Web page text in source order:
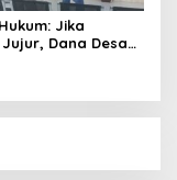
Jika
Dana Desa